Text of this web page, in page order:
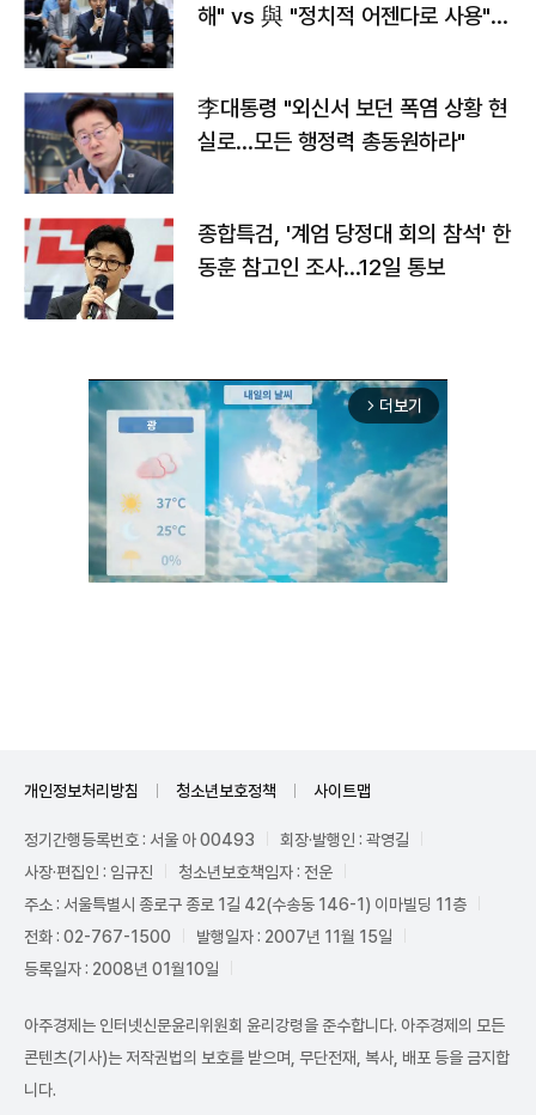
해" vs 與 "정치적 어젠다로 사용"
李대통령 "외신서 보던 폭염 상황 현
실로…모든 행정력 총동원하라"
종합특검, '계엄 당정대 회의 참석' 한
동훈 참고인 조사...12일 통보
arrow_forward_ios 더보기
개인정보처리방침 청소년보호정책 사이트맵
정기간행등록번호 : 서울 아 00493
회장·발행인 : 곽영길
사장·편집인 : 임규진
청소년보호책임자 : 전운
주소 : 서울특별시 종로구 종로 1길 42(수송동 146-1) 이마빌딩 11층
전화 : 02-767-1500
발행일자 : 2007년 11월 15일
등록일자 : 2008년 01월10일
아주경제는 인터넷신문윤리위원회 윤리강령을 준수합니다. 아주경제의 모든
콘텐츠(기사)는 저작권법의 보호를 받으며, 무단전재, 복사, 배포 등을 금지합
니다.